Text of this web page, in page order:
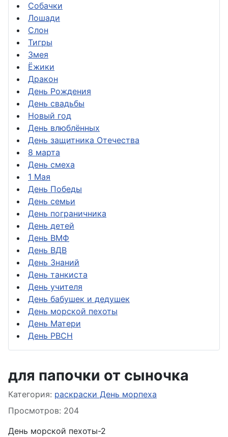
Собачки
Лошади
Слон
Тигры
Змея
Ёжики
Дракон
День Рождения
День свадьбы
Новый год
День влюблённых
День защитника Отечества
8 марта
День смеха
1 Мая
День Победы
День семьи
День пограничника
День детей
День ВМФ
День ВДВ
День Знаний
День танкиста
День учителя
День бабушек и дедушек
День морской пехоты
День Матери
День РВСН
для папочки от сыночка
Информация о материале
Категория: раскраски День морпеха
Просмотров: 204
День морской пехоты-2